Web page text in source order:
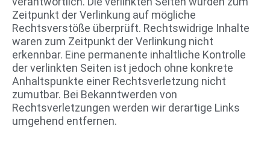
Zeitpunkt der Verlinkung auf mögliche
Rechtsverstöße überprüft. Rechtswidrige Inhalte
waren zum Zeitpunkt der Verlinkung nicht
erkennbar. Eine permanente inhaltliche Kontrolle
der verlinkten Seiten ist jedoch ohne konkrete
Anhaltspunkte einer Rechtsverletzung nicht
zumutbar. Bei Bekanntwerden von
Rechtsverletzungen werden wir derartige Links
umgehend entfernen.